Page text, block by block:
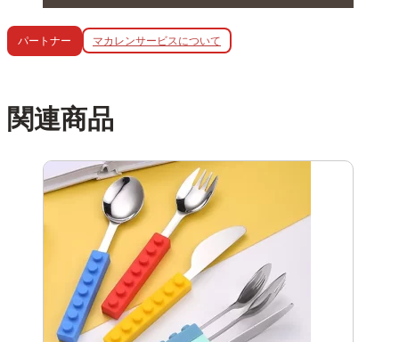
パートナー マカレンサービスについて
関連商品